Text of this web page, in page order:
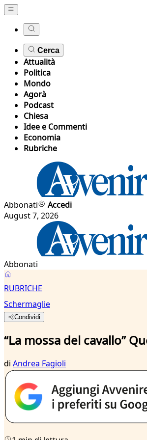
Cerca
Attualità
Politica
Mondo
Agorà
Podcast
Chiesa
Idee e Commenti
Economia
Rubriche
Abbonati
Accedi
August 7, 2026
Abbonati
RUBRICHE
Schermaglie
Condividi
“La mossa del cavallo”
di Andrea Fagioli